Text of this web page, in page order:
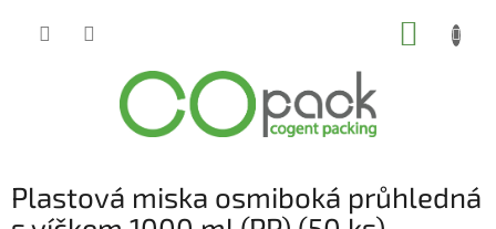
Plastová miska osmiboká průhledná